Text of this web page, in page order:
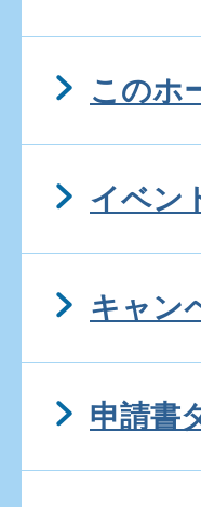
このホ
イベン
キャン
申請書